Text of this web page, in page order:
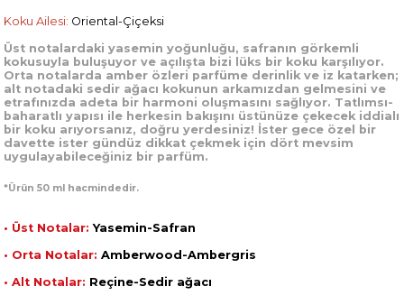
Koku Ailesi: Oriental-Çiçeksi
Üst notalardaki yasemin yoğunluğu, safranın görkemli
kokusuyla buluşuyor ve açılışta bizi lüks bir koku karşılıyor.
Orta notalarda amber özleri parfüme derinlik ve iz katarken;
alt notadaki sedir ağacı kokunun arkamızdan gelmesini ve
etrafınızda adeta bir harmoni oluşmasını sağlıyor. Tatlımsı-
baharatlı yapısı ile herkesin bakışını üstünüze çekecek iddialı
bir koku arıyorsanız, doğru yerdesiniz! İster gece özel bir
davette ister gündüz dikkat çekmek için dört mevsim
uygulayabileceğiniz bir parfüm.
*Ürün 50 ml hacmindedir.
• Üst Notalar: Yasemin-Safran
• Orta Notalar: Amberwood-Ambergris
• Alt Notalar: Reçine-Sedir ağacı